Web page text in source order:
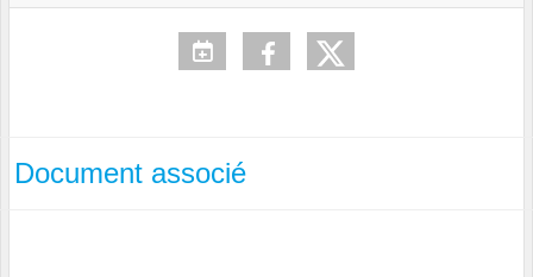
Document associé